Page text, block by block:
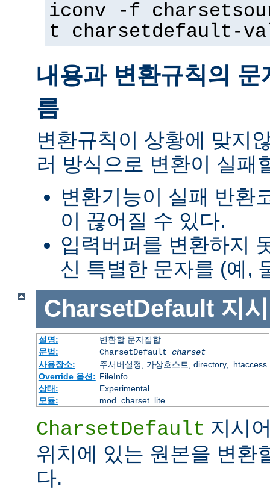
iconv -f
t charsetdefault-
내용과 변환규칙의
름
변환규칙이 상황에 맞지
러 방식으로 변환이 실패
변환기능이 실패 반환
이 끊어질 수 있다.
입력버퍼를 변환하지
신 특별한 문자를 (예,
CharsetDefault 지
설명:
변환할 문자집합
문법:
CharsetDefault charset
사용장소:
주서버설정, 가상호스트, directory, .htaccess
Override 옵션: FileInfo
상태:
Experimental
모듈:
mod_charset_lite
CharsetDefault 지시
위치에 있는 원본을 변환
다.